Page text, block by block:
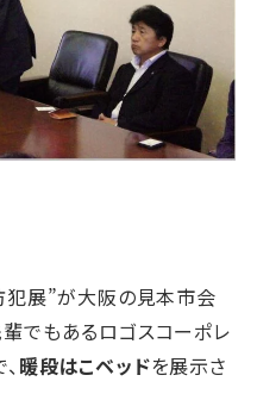
犯展”が大阪の見本市会
でもあるロゴスコーポレ
暖段はこベッドを展示さ